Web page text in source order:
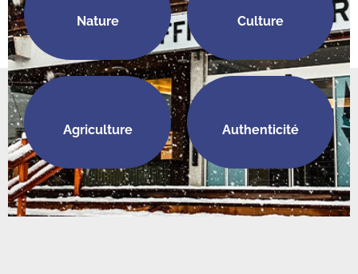
Nature Culture
Agriculture Authenticité